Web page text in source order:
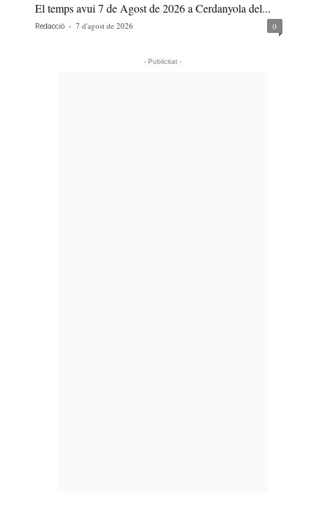
El temps avui 7 de Agost de 2026 a Cerdanyola del...
Redacció - 7 d'agost de 2026 0
- Publicitat -